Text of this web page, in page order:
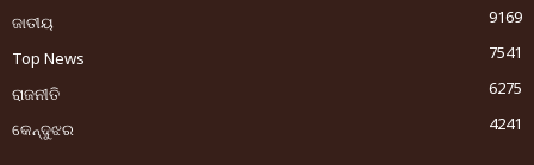
ଜାତୀୟ
9169
Top News
7541
ରାଜନୀତି
6275
କେନ୍ଦୁଝର
4241